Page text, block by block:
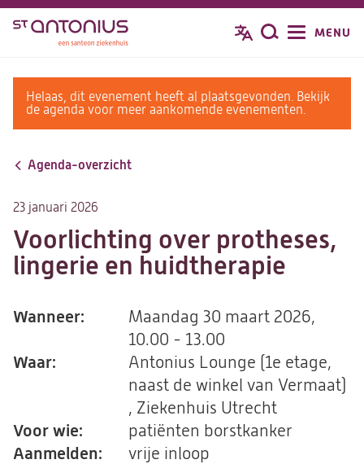
Overslaan
de
inhoud
Zoeken
MENU
warning
message
Helaas, dit evenement heeft al plaatsgevonden. Bekijk
de agenda voor meer aankomende evenementen.
Agenda-overzicht
23 januari 2026
Voorlichting over protheses,
lingerie en huidtherapie
Wanneer:
Maandag 30 maart 2026,
10.00 - 13.00
Waar:
Antonius Lounge (1e etage,
naast de winkel van Vermaat)
, Ziekenhuis Utrecht
Voor wie:
patiënten borstkanker
Aanmelden:
vrije inloop